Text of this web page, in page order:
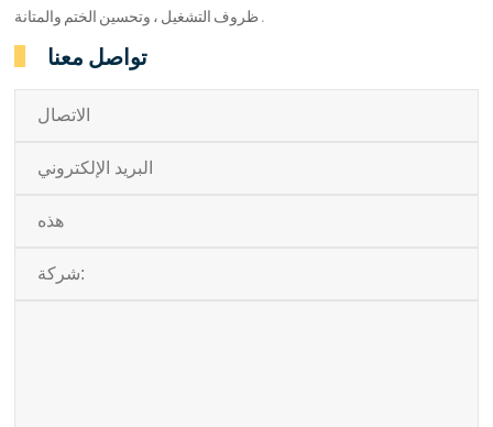
ظروف التشغيل ، وتحسين الختم والمتانة .
تواصل معنا